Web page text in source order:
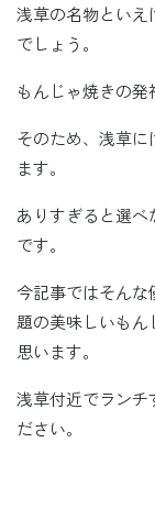
浅草の名物といえ
でしょう。
もんじゃ焼きの発
そのため、浅草
ます。
ありすぎると選
です。
今記事ではそん
題の美味しいもん
思います。
浅草付近でランチ
ださい。